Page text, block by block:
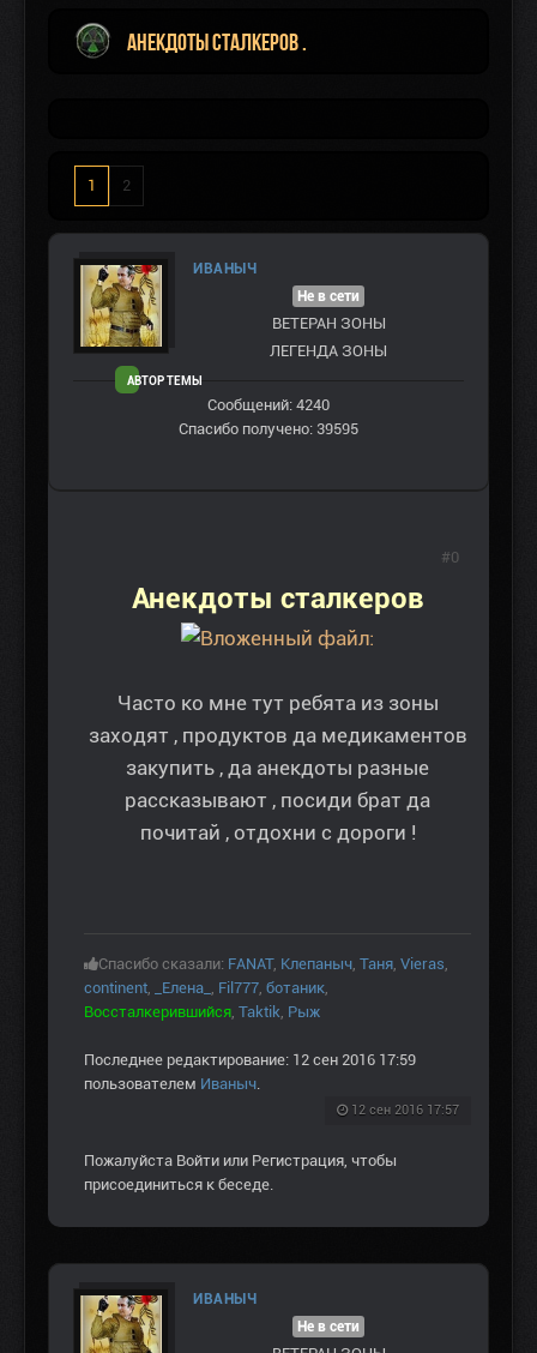
Анекдоты сталкеров .
1 2
ИВАНЫЧ
АВТОР ТЕМЫ
Не в сети
ВЕТЕРАН ЗOНЫ
ЛЕГЕНДА ЗОНЫ
Сообщений: 4240
Спасибо получено: 39595
Анекдоты сталкеров
Часто ко мне тут ребята из зоны
заходят , продуктов да медикаментов
закупить , да анекдоты разные
рассказывают , посиди брат да
почитай , отдохни с дороги !
Спасибо сказали: FANAT, Клепаныч Таня Vieras
continent
_Елена_ Fil777 ботаник
Воссталкерившийся Taktik Рыж
Последнее редактирование: 12 сен 2016 17:59
пользователем Иваныч
12 сен 2016 17:57
#0
Пожалуйста Войти или Регистрация , чтобы
присоединиться к беседе.
ИВАНЫЧ
Не в сети